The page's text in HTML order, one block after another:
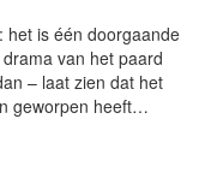
het is één doorgaande
van het paard
– laat zien dat het
geworpen heeft…